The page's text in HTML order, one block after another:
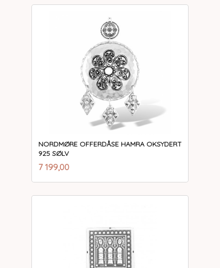
NORDMØRE OFFERDÅSE HAMRA OKSYDERT
925 SØLV
Pris
7 199,00mva.